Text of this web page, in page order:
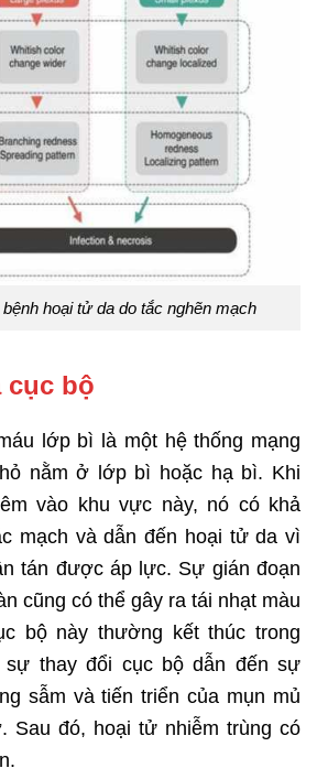
hoại tử da do tắc nghẽn mạch
cục bộ
lớp bì là một hệ thống mạng
nằm ở lớp bì hoặc hạ bì. Khi
vào khu vực này, nó có khả
mạch và dẫn đến hoại tử da vì
tán được áp lực. Sự gián đoạn
cũng có thể gây ra tái nhạt màu
bộ này thường kết thúc trong
sự thay đổi cục bộ dẫn đến sự
sẫm và tiến triển của mụn mủ
Sau đó, hoại tử nhiễm trùng có